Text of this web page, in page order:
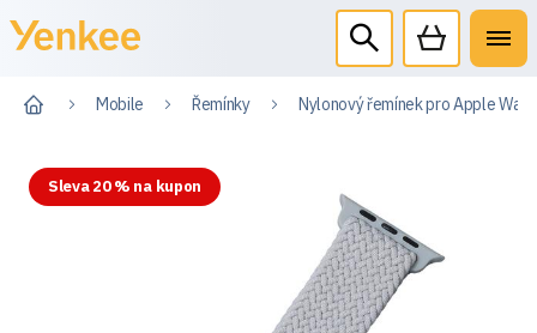
Mobile Řemínky Nylonový řemínek pro Apple
Sleva 20 % na kupon